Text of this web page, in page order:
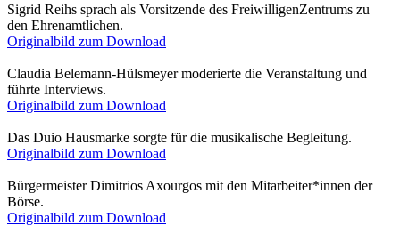
Sigrid Reihs sprach als Vorsitzende des FreiwilligenZentrums zu
den Ehrenamtlichen.
Originalbild zum Download
Claudia Belemann-Hülsmeyer moderierte die Veranstaltung und
führte Interviews.
Originalbild zum Download
Das Duio Hausmarke sorgte für die musikalische Begleitung.
Originalbild zum Download
Bürgermeister Dimitrios Axourgos mit den Mitarbeiter*innen der
Börse.
Originalbild zum Download